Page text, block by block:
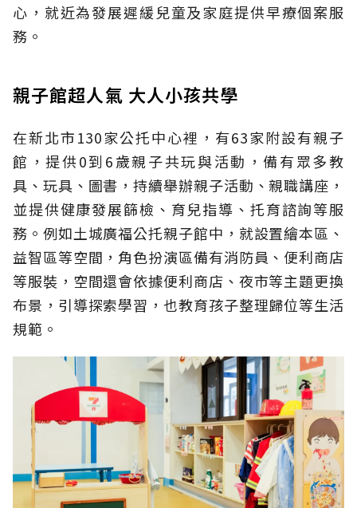
心，就近為發展遲緩兒童及家庭提供早療個案服
務。
親子館超人氣 大人小孩共學
在新北市130家公托中心裡，有63家附設有親子
館，提供0到6歲親子共玩與活動，備有眾多教
具、玩具、圖書，持續舉辦親子活動、親職講座，
並提供健康發展篩檢、育兒指導、托育諮詢等服
務。例如土城廣福公托親子館中，就設置繪本區、
益智區等空間，角色扮演區備有消防員、便利商店
等服裝，空間還會依據便利商店、夜市等主題更換
布景，引導探索學習，也教育孩子整理歸位等生活
規範。